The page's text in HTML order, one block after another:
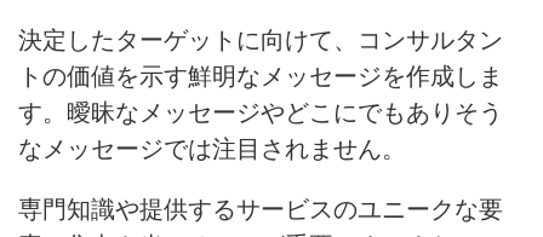
決定したターゲットに向けて、コンサルタン
トの価値を示す鮮明なメッセージを作成しま
す。 曖昧なメッセージやどこにでもありそう
なメッセージでは注目されません。
専門知識や提供するサービスのユニークな要